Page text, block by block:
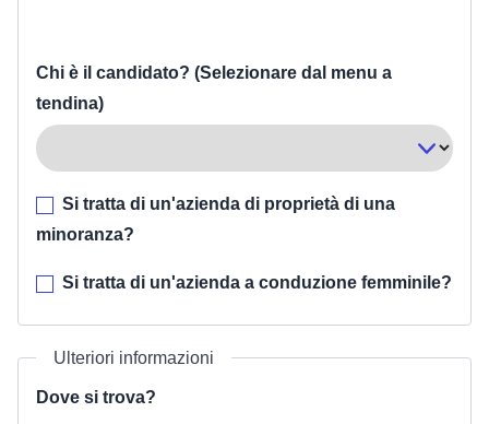
Chi è il candidato? (Selezionare dal menu a
tendina)
Si tratta di un'azienda di proprietà di una
minoranza?
Si tratta di un'azienda a conduzione femminile?
Ulteriori informazioni
Dove si trova?